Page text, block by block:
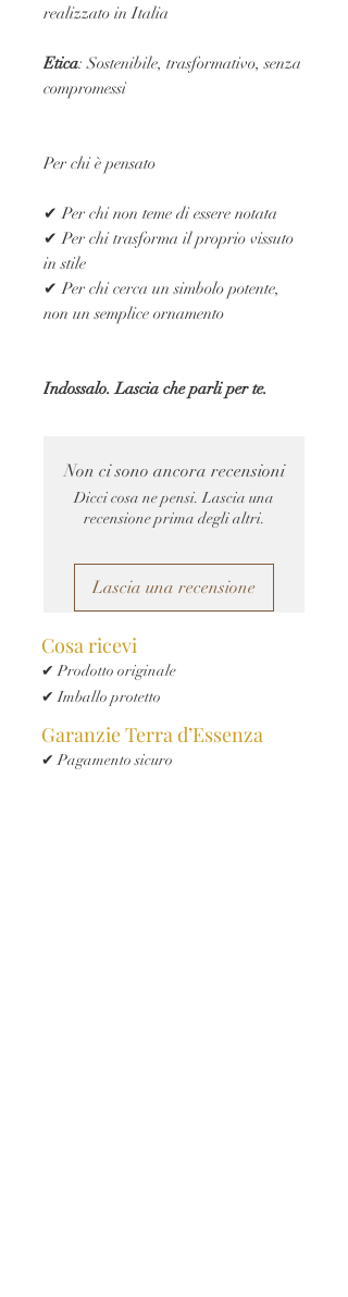
realizzato in Italia
Etica: Sostenibile, trasformativo, senza
compromessi
Per chi è pensato
✔ Per chi non teme di essere notata
✔ Per chi trasforma il proprio vissuto
in stile
✔ Per chi cerca un simbolo potente,
non un semplice ornamento
Indossalo. Lascia che parli per te.
Non ci sono ancora recensioni
Dicci cosa ne pensi. Lascia una
recensione prima degli altri.
Lascia una recensione
Cosa ricevi
✔ Prodotto originale
✔ Imballo protetto
Garanzie Terra d’Essenza
✔ Pagamento sicuro